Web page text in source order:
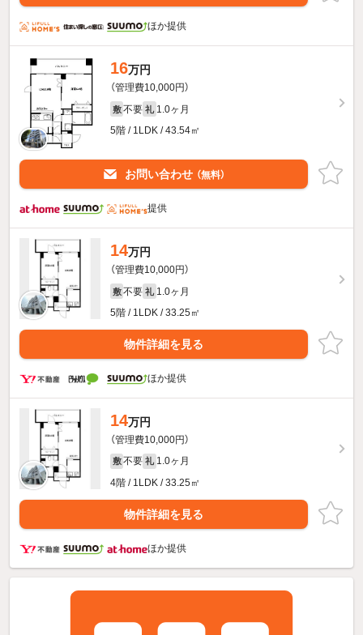
ほか提供
16万円
（管理費10,000円）
敷 不要 礼 1.0ヶ月
5階 / 1LDK / 43.54㎡
お問い合わせ （無料）
提供
14万円
（管理費10,000円）
敷 不要 礼 1.0ヶ月
5階 / 1LDK / 33.25㎡
物件詳細を見る
ほか提供
14万円
（管理費10,000円）
敷 不要 礼 1.0ヶ月
4階 / 1LDK / 33.25㎡
物件詳細を見る
ほか提供